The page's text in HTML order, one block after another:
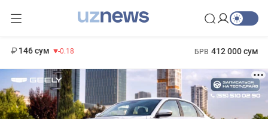
146 сум -0.18 БРВ 412 000 сум